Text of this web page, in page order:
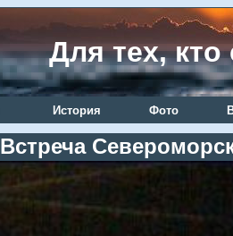
Для тех,
История Фото
Встреча